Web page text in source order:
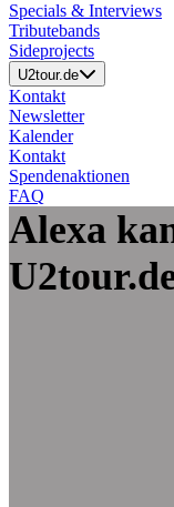
Specials & Interviews
Tributebands
Sideprojects
U2tour.de
Kontakt
Newsletter
Kalender
Kontakt
Spendenaktionen
FAQ
Zum Hauptinhalt
Alexa